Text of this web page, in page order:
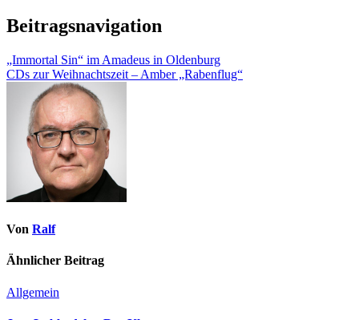
Beitragsnavigation
„Immortal Sin“ im Amadeus in Oldenburg
CDs zur Weihnachtszeit – Amber „Rabenflug“
Von Ralf
Ähnlicher Beitrag
Allgemein